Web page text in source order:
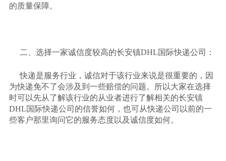
的质量保障。
二、选择一家诚信度较高的长安镇DHL国际快递公司：
快递是服务行业，诚信对于该行业来说是很重要的，因
为快递免不了会涉及到一些赔偿的问题。所以大家在选择
时可以先从了解该行业的从业者进行了解相关的长安镇
DHL国际快递公司的信誉如何，也可从快递公司以前的一
些客户那里询问它的服务态度以及诚信度如何。